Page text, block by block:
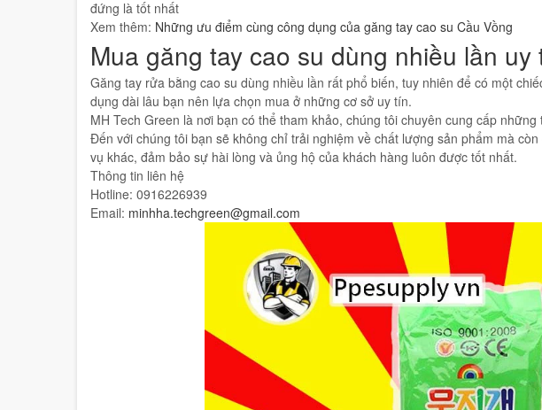
Xem thêm: Những ưu điểm cùng công dụng của găng tay cao su Cầu Vồng
Mua găng tay cao su dùng nhiều lần
Găng tay rửa bằng cao su dùng nhiều lần rất phổ biến, tuy nhiên để có một
dụng dài lâu bạn nên lựa chọn mua ở những cơ sở uy tín.
MH Tech Green là nơi bạn có thể tham khảo, chúng tôi chuyên cung cấp
Đến với chúng tôi bạn sẽ không chỉ trải nghiệm về chất lượng sản phẩm mà
vụ khác, đảm bảo sự hài lòng và ủng hộ của khách hàng luôn được tốt nhất.
Thông tin liên hệ
Hotline: 0916226939
Email:minhha.techgreen@gmail.com